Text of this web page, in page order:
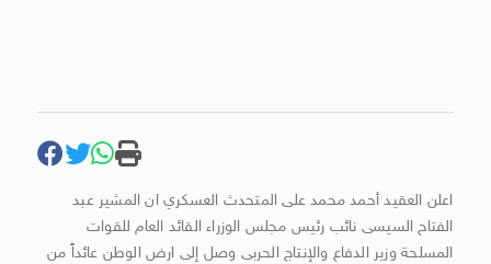
اعلن العقيد أحمد محمد على المتحدث العسكري ان المشير عبد
الفتاح السيسى نائب رئيس مجلس الوزراء القائد العام للقوات
المسلحة وزير الدفاع والإنتاج الحربى وصل إلى ارض الوطن عائداً من